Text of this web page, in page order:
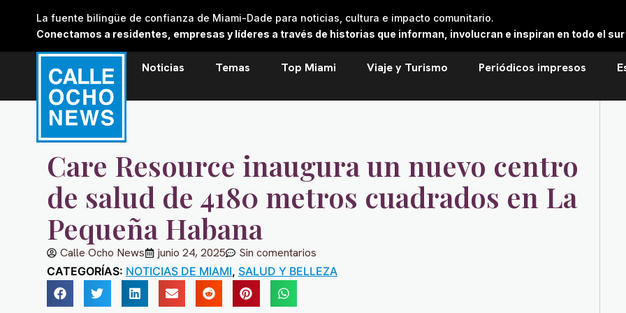
La fuente bilingüe de confianza de Miami-Dade para noticias, cultura e impacto comunitario.
Conectamos a residentes, empresas y líderes a través de historias que informan, involucran e inspiran en todo el sur
Noticias Temas Top Miami Viaje y Turismo Periódicos impresos
Care Resource inaugura un nuevo centro
de salud de 4180 metros cuadrados en La
Pequeña Habana
Calle Ocho News junio 24, 2025 Sin comentarios
CATEGORÍAS: NOTICIAS DE MIAMI, SALUD Y BELLEZA